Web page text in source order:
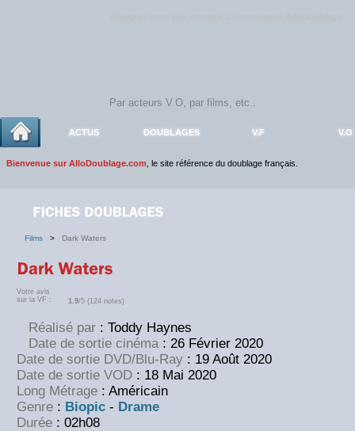
ACTUS DOUBLAGES V.F V.O
Bienvenue sur AlloDoublage.com , le site référence du doublage français.
Films > Dark Waters
Votre avis
sur la VF :
1.9/5 (124 notes)
Réalisé par : Toddy Haynes
Date de sortie cinéma : 26 Février 2020
Date de sortie DVD/Blu-Ray : 19 Août 2020
Date de sortie VOD : 18 Mai 2020
Long Métrage : Américain
Genre : Biopic - Drame
Durée : 02h08